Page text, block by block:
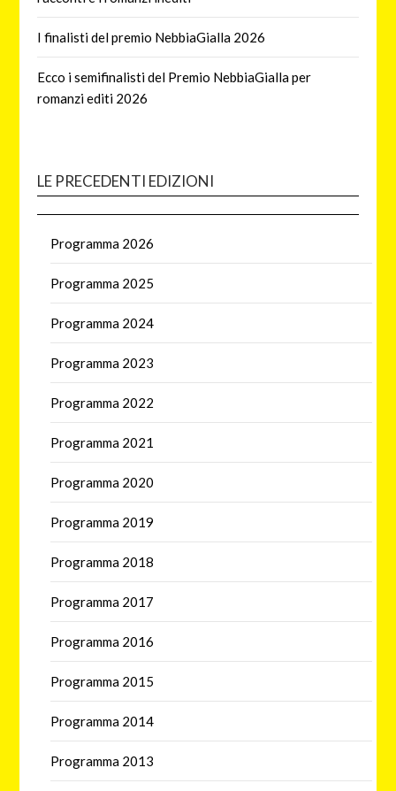
I finalisti del premio NebbiaGialla 2026
Ecco i semifinalisti del Premio NebbiaGialla per
romanzi editi 2026
LE PRECEDENTI EDIZIONI
Programma 2026
Programma 2025
Programma 2024
Programma 2023
Programma 2022
Programma 2021
Programma 2020
Programma 2019
Programma 2018
Programma 2017
Programma 2016
Programma 2015
Programma 2014
Programma 2013